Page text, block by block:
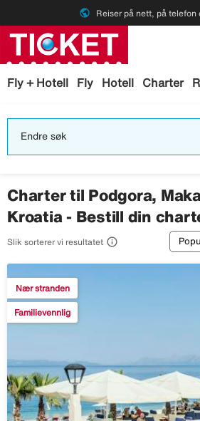
public Reiser på nett, på telefon
Fly + Hotell Fly Hotell Charter
Endre søk
Charter til Podgora,
Kroatia - Bestill din
Slik sorterer vi resultatet 
Nær stranden
Familievennlig